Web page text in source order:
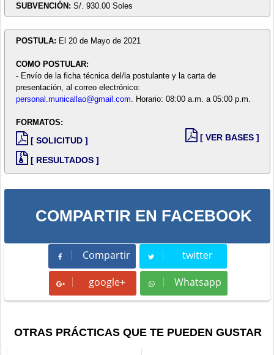
SUBVENCIÓN: S/. 930.00 Soles
POSTULA: El 20 de Mayo de 2021
COMO POSTULAR:
- Envío de la ficha técnica del/la postulante y la carta de
presentación, al correo electrónico:
personal.municallao@gmail.com . Horario: 08:00 a.m. a 05:00 p.m.
FORMATOS:
[ SOLICITUD ]
[ RESULTADOS ]
[ VER BASES ]
COMPARTIR EN FACEBOOK
Compartir
Compartir twitter
Tweet
google+ Whatsapp
Whatsapp
OTRAS PRÁCTICAS QUE TE PUEDEN GUSTAR